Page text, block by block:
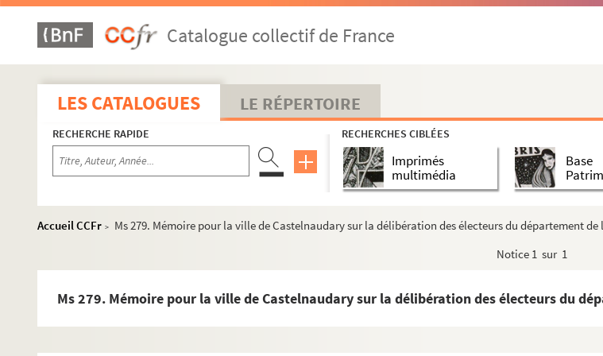
Catalogue collectif de France
LES CATALOGUES LE RÉPERTOIRE
RECHERCHE RAPIDE RECHERCHES CIBLÉES
Imprimés
multimédia
Base
Accueil CCFr >
Ms 279. Mémoire pour la ville de Castelnaudary sur la délibération des électeurs du département de
Notice 1 sur 1
Ms 279. Mémoire pour la ville de Castelnaudary sur la délibération des électeurs du
Ms 248. Mémoire sur la ville de Béziers et sur ses antiquités
Ms 249. Recueil
Ms 250. Diverses relations des événemens les plus remarquables arrivés en Europe et dans l'Inde, avec un
Ms 251. Lettres écrites de l'Inde par M. de Bausset à M. le marquis Dupleix pendant l'année 1755
Ms 252. Exposé de la conduite du chevalier Antoine-René de Bardonenche, commandeur de l'artillerie à Malte,
Ms 253. Recueil
Ms 254. Le véritable apôtre de Narbone envoié par le pape StFabien, narbonois de naissance. Histoire tirée ...
Ms 255. Histoire de l'église de Narbonne, par les religieux Bénédictins de la congrégation de Saint-Maur
Ms 259. Inventaire général historique et raisonné des titres et actes concernants les biens, terres, seigneu...